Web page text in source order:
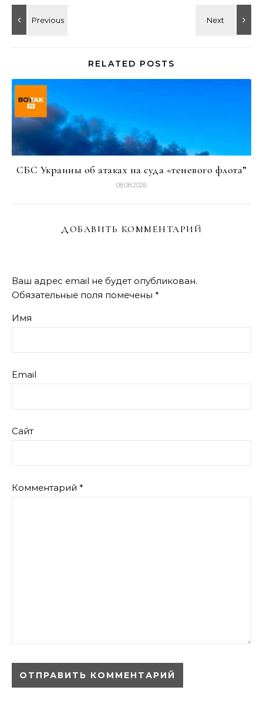
RELATED POSTS
СБС Украины об атаках на суда «теневого флота”
08.08.2026
ДОБАВИТЬ КОММЕНТАРИЙ
Ваш адрес email не будет опубликован.
Обязательные поля помечены *
Имя
Email
Сайт
Комментарий *